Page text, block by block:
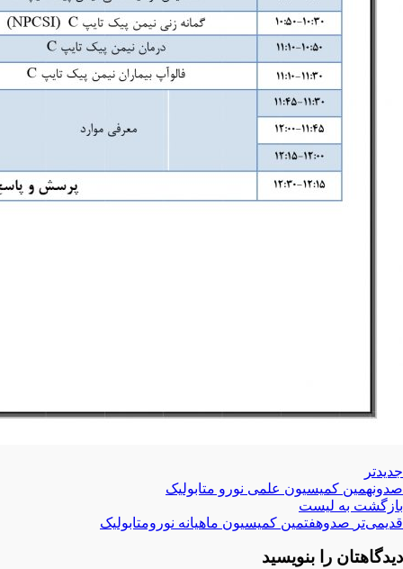
جدیدتر
صدونهمین کمیسیون علمی نورو متابولیک
بازگشت بە لیست
قدیمی‌تر صدوهفتمین کمیسیون ماهیانه نورومتابولیک
دیدگاهتان را بنویسید